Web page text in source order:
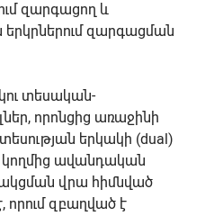
զարգացող և
զարգացման
տեսական-
որոնցից առաջինի
երկակի (dual)
կողմից ավանդական
վրա հիմնված
որում զբաղված է